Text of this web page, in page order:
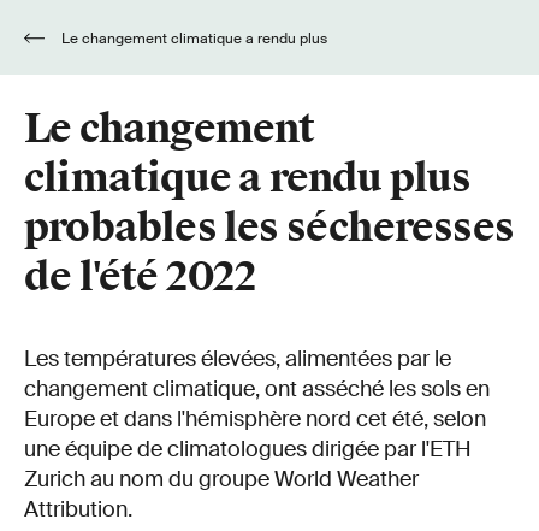
Le changement
climatique a rendu plus
probables les sécheresses
de l'été 2022
Les températures élevées, alimentées par le
changement climatique, ont asséché les sols en
Europe et dans l'hémisphère nord cet été, selon
une équipe de climatologues dirigée par l'ETH
Zurich au nom du groupe World Weather
Attribution.